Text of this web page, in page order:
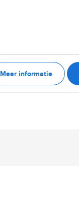
Meer informatie